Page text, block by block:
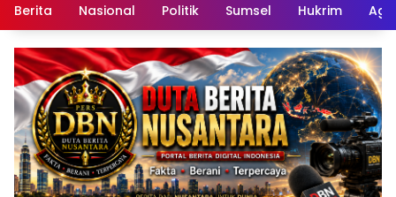
Berita Nasional Politik Sumsel Hukrim